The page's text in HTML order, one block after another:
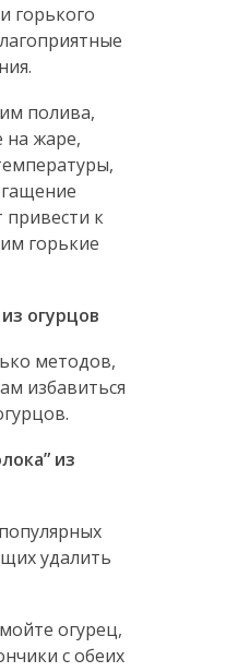
горького
полива,
на жаре,
привести к
горькие
огурцов
методов,
избавиться
из
удалить
огурец,
с обеих